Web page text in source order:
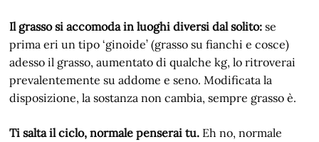
Il grasso si accomoda in luoghi diversi dal solito: se
prima eri un tipo ‘ginoide’ (grasso su fianchi e cosce)
adesso il grasso, aumentato di qualche kg, lo ritroverai
prevalentemente su addome e seno. Modificata la
disposizione, la sostanza non cambia, sempre grasso è.
Ti salta il ciclo, normale penserai tu. Eh no, normale